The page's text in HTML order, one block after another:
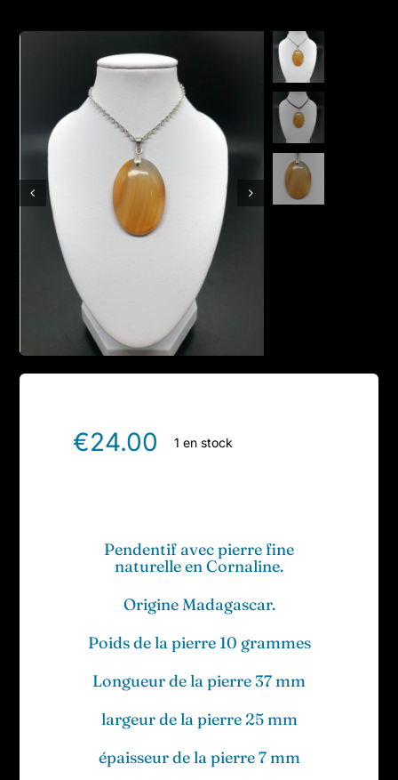
€24.00 1 en stock
Pendentif avec pierre fine
naturelle en Cornaline.
Origine Madagascar.
Poids de la pierre 10 grammes
Longueur de la pierre 37 mm
largeur de la pierre 25 mm
épaisseur de la pierre 7 mm